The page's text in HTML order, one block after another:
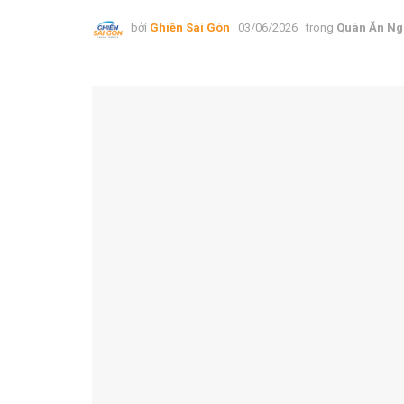
bởi Ghiền Sài Gòn 03/06/2026 trong Quán Ăn